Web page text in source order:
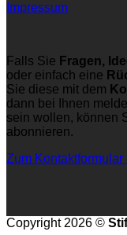
Impressum
Falls Sie Fragen,
oder einfach eine
Sie diese mit dem
dann bei Ihnen
sein wollen, können
abonnieren.
Zum Kontaktformular
Copyright 2026 ©